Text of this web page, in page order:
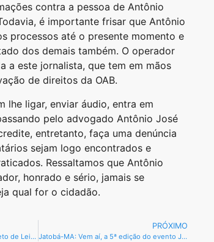
contra a pessoa de Antônio
é importante frisar que Antônio
processos até o presente momento e
dos demais também. O operador
a este jornalista, que tem em mãos
de direitos da OAB.
lhe ligar, enviar áudio, entra em
pelo advogado Antônio José
entretanto, faça uma denúncia
sejam logo encontrados e
Ressaltamos que Antônio
honrado e sério, jamais se
qual for o cidadão.
Vereador Walterly Munis tem Projeto de Lei aprovado na Câmara Municipal
PRÓXIMO
Jatobá-MA: Vem aí, a 5ª edição do evento Jatobike